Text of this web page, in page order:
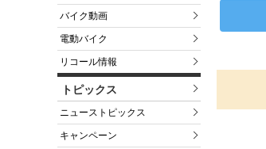
バイク動画
電動バイク
リコール情報
トピックス
ニューストピックス
キャンペーン